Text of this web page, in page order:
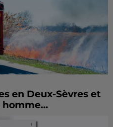
en Deux-Sèvres et